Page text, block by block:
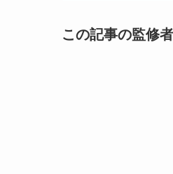
この記事の監修